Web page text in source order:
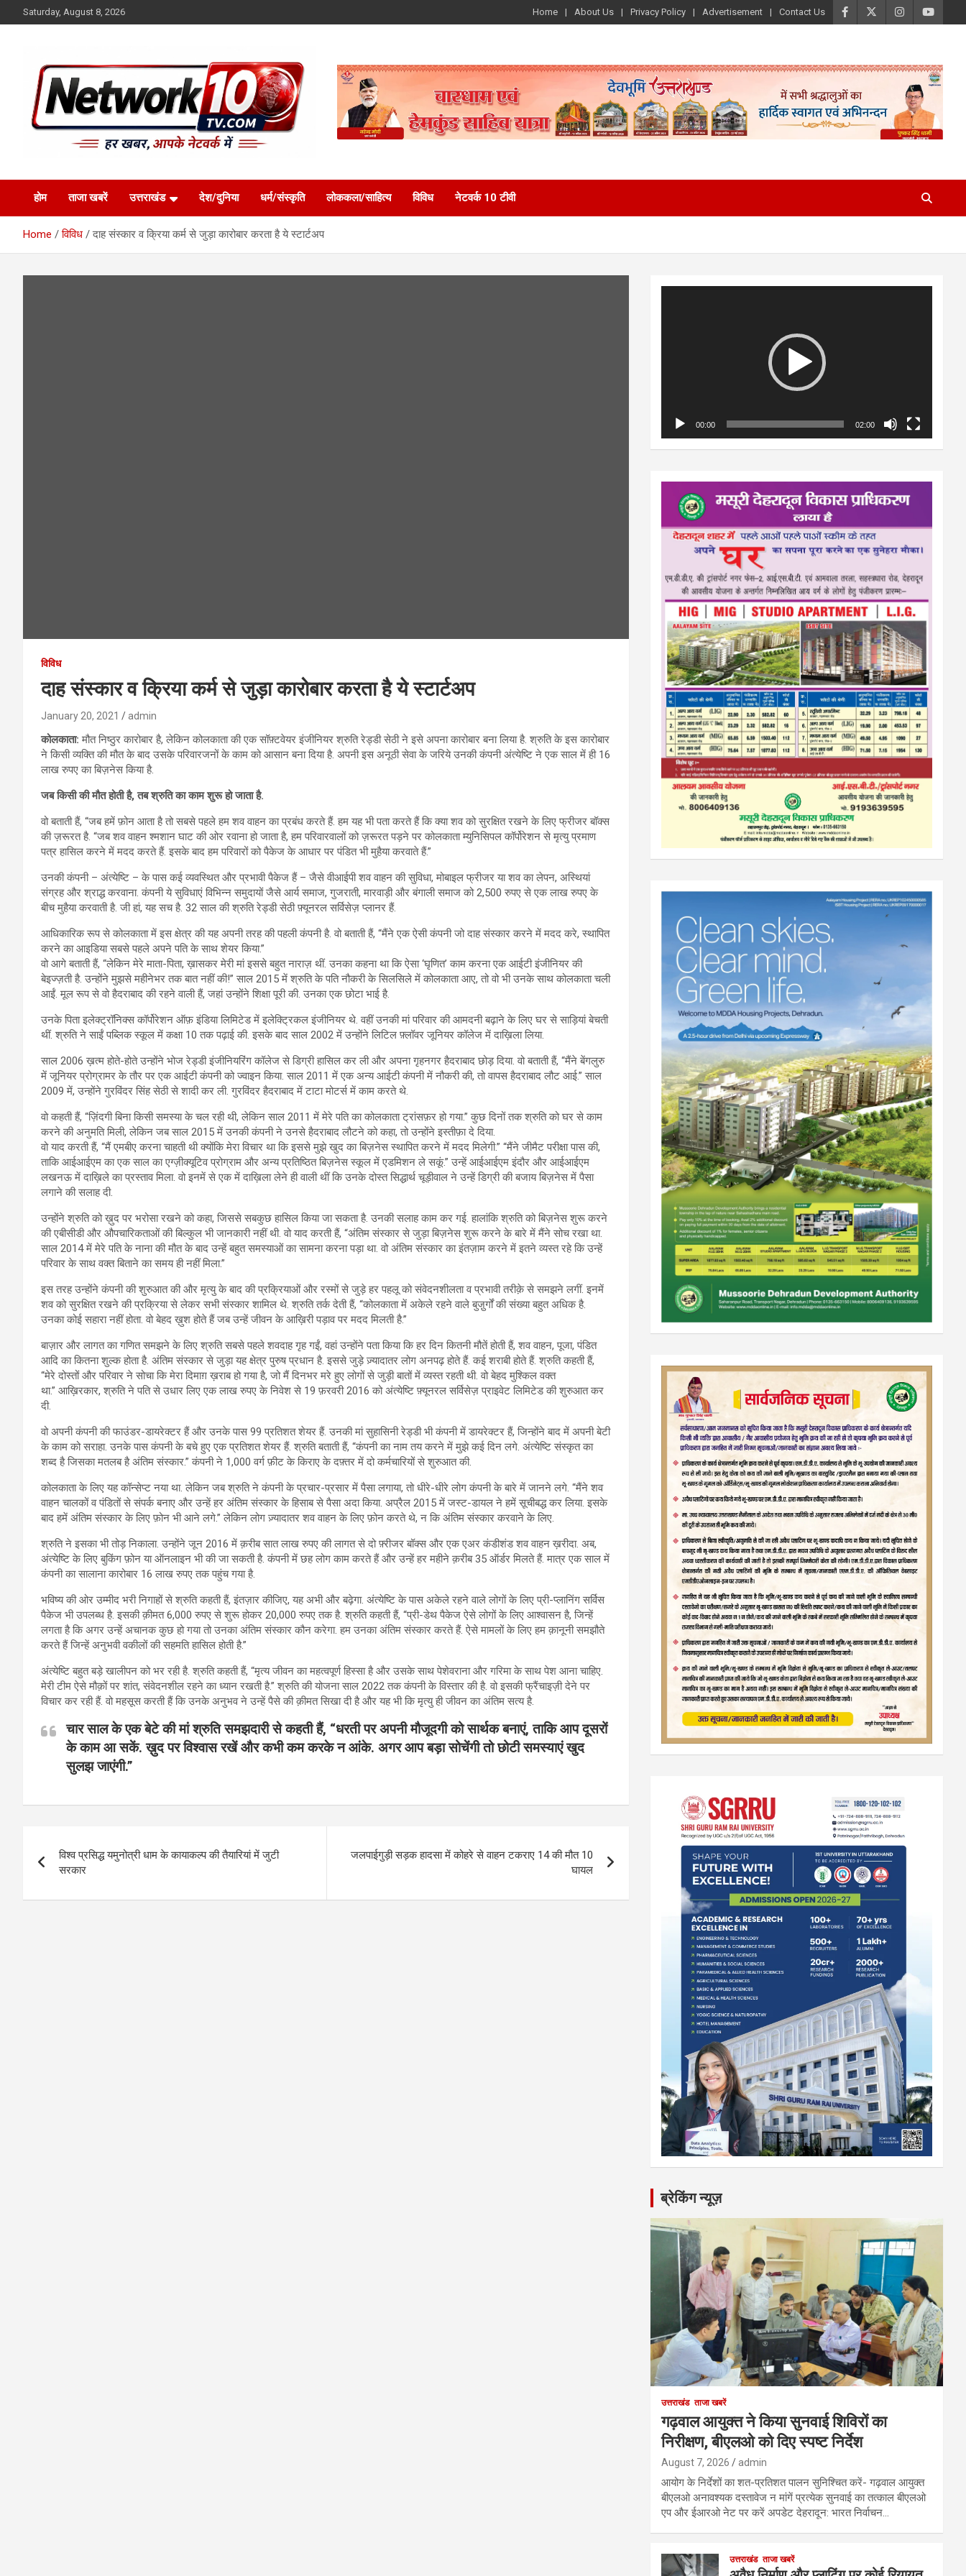
to
Saturday, August 8, 2026 Home About Us Privacy Policy Advertisement Contact Us
Network10tv
होम ताजा खबरें उत्तराखंड देश/दुनिया धर्म/संस्कृति लोककला/साहित्य विविध नेटवर्क 10 टीवी
Home विविध दाह संस्कार व क्रिया कर्म से जुड़ा कारोबार करता है ये स्टार्टअप
विविध
दाह संस्कार व क्रिया कर्म से जुड़ा कारोबार करता है ये स्टार्टअप
January 20, 2021 admin
कोलकाता: मौत निष्ठुर कारोबार है, लेकिन कोलकाता की एक सॉफ़्टवेयर इंजीनियर श्रुति रेड्डी सेठी ने इसे अपना कारोबार बना लिया है. श्रुति के इस कारोबार
ने किसी व्यक्ति की मौत के बाद उसके परिवारजनों के काम को आसान बना दिया है. अपनी इस अनूठी सेवा के जरिये उनकी कंपनी अंत्येष्टि ने एक साल में ही 16
लाख रुपए का बिज़नेस किया है.
जब किसी की मौत होती है, तब श्रुति का काम शुरू हो जाता है.
वो बताती हैं, “जब हमें फ़ोन आता है तो सबसे पहले हम शव वाहन का प्रबंध करते हैं. हम यह भी पता करते हैं कि क्या शव को सुरक्षित रखने के लिए फ्रीजर बॉक्स
की ज़रूरत है. “जब शव वाहन श्मशान घाट की ओर रवाना हो जाता है, हम परिवारवालों को ज़रूरत पड़ने पर कोलकाता म्युनिसिपल कॉर्पोरेशन से मृत्यु प्रमाण
पत्र हासिल करने में मदद करते हैं. इसके बाद हम परिवारों को पैकेज के आधार पर पंडित भी मुहैया करवाते हैं.”
उनकी कंपनी – अंत्येष्टि – के पास कई व्यवस्थित और प्रभावी पैकेज हैं – जैसे वीआईपी शव वाहन की सुविधा, मोबाइल फ्रीजर या शव का लेपन, अस्थियां
संग्रह और श्राद्ध करवाना. कंपनी ये सुविधाएं विभिन्न समुदायों जैसे आर्य समाज, गुजराती, मारवाड़ी और बंगाली समाज को 2,500 रुपए से एक लाख रुपए के
बीच मुहैया करवाती है. जी हां, यह सच है. 32 साल की श्रुति रेड्डी सेठी फ़्यूनरल सर्विसेज़ प्लानर हैं.
आधिकारिक रूप से कोलकाता में इस क्षेत्र की यह अपनी तरह की पहली कंपनी है. वो बताती हैं, “मैंने एक ऐसी कंपनी जो दाह संस्कार करने में मदद करे, स्थापित
करने का आइडिया सबसे पहले अपने पति के साथ शेयर किया.”
वो आगे बताती हैं, “लेकिन मेरे माता-पिता, ख़ासकर मेरी मां इससे बहुत नाराज़ थीं. उनका कहना था कि ऐसा ‘घृणित’ काम करना एक आईटी इंजीनियर की
बेइज्ज़ती है. उन्होंने मुझसे महीनेभर तक बात नहीं की!” साल 2015 में श्रुति के पति नौकरी के सिलसिले में कोलकाता आए, तो वो भी उनके साथ कोलकाता चली
आईं. मूल रूप से वो हैदराबाद की रहने वाली हैं, जहां उन्होंने शिक्षा पूरी की. उनका एक छोटा भाई है.
उनके पिता इलेक्ट्रॉनिक्स कॉर्पोरेशन ऑफ़ इंडिया लिमिटेड में इलेक्ट्रिकल इंजीनियर थे. वहीं उनकी मां परिवार की आमदनी बढ़ाने के लिए घर से साड़ियां बेचती
थीं. श्रुति ने साईं पब्लिक स्कूल में कक्षा 10 तक पढ़ाई की. इसके बाद साल 2002 में उन्होंने लिटिल फ़्लॉवर जूनियर कॉलेज में दाख़िला लिया.
साल 2006 ख़त्म होते-होते उन्होंने भोज रेड्डी इंजीनियरिंग कॉलेज से डिग्री हासिल कर ली और अपना गृहनगर हैदराबाद छोड़ दिया. वो बताती हैं, “मैंने बेंगलुरु
में जूनियर प्रोग्रामर के तौर पर एक आईटी कंपनी को ज्वाइन किया. साल 2011 में एक अन्य आईटी कंपनी में नौकरी की, तो वापस हैदराबाद लौट आई.” साल
2009 में, उन्होंने गुरविंदर सिंह सेठी से शादी कर ली. गुरविंदर हैदराबाद में टाटा मोटर्स में काम करते थे.
वो कहती हैं, “ज़िंदगी बिना किसी समस्या के चल रही थी, लेकिन साल 2011 में मेरे पति का कोलकाता ट्रांसफ़र हो गया.” कुछ दिनों तक श्रुति को घर से काम
करने की अनुमति मिली, लेकिन जब साल 2015 में उनकी कंपनी ने उनसे हैदराबाद लौटने को कहा, तो उन्होंने इस्तीफ़ा दे दिया.
वो याद करती हैं, “मैं एमबीए करना चाहती थी क्योंकि मेरा विचार था कि इससे मुझे खुद का बिज़नेस स्थापित करने में मदद मिलेगी.” “मैंने जीमैट परीक्षा पास की,
ताकि आईआईएम का एक साल का एग्ज़ीक्यूटिव प्रोग्राम और अन्य प्रतिष्ठित बिज़नेस स्कूल में एडमिशन ले सकूं.” उन्हें आईआईएम इंदौर और आईआईएम
लखनऊ में दाख़िले का प्रस्ताव मिला. वो इनमें से एक में दाख़िला लेने ही वाली थीं कि उनके दोस्त सिद्धार्थ चूड़ीवाल ने उन्हें डिग्री की बजाय बिज़नेस में पैसा
लगाने की सलाह दी.
उन्होंने श्रुति को ख़ुद पर भरोसा रखने को कहा, जिससे सबकुछ हासिल किया जा सकता है. उनकी सलाह काम कर गई. हालांकि श्रुति को बिज़नेस शुरू करने
की एबीसीडी और औपचारिकताओं की बिल्कुल भी जानकारी नहीं थी. वो याद करती हैं, “अंतिम संस्कार से जुड़ा बिज़नेस शुरू करने के बारे में मैंने सोच रखा था.
साल 2014 में मेरे पति के नाना की मौत के बाद उन्हें बहुत समस्याओं का सामना करना पड़ा था. वो अंतिम संस्कार का इंतज़ाम करने में इतने व्यस्त रहे कि उन्हें
परिवार के साथ वक्त बिताने का समय ही नहीं मिला.”
इस तरह उन्होंने कंपनी की शुरुआत की और मृत्यु के बाद की प्रक्रियाओं और रस्मों से जुड़े हर पहलू को संवेदनशीलता व प्रभावी तरीक़े से समझने लगीं. इनमें
शव को सुरक्षित रखने की प्रक्रिया से लेकर सभी संस्कार शामिल थे. श्रुति तर्क देती हैं, “कोलकाता में अकेले रहने वाले बुजु़र्गों की संख्या बहुत अधिक है.
उनका कोई सहारा नहीं होता. वो बेहद ख़ुश होते हैं जब उन्हें जीवन के आख़िरी पड़ाव पर मदद मिलती है.”
बाज़ार और लागत का गणित समझने के लिए श्रुति सबसे पहले शवदाह गृह गईं, वहां उन्होंने पता किया कि हर दिन कितनी मौतें होती हैं, शव वाहन, पूजा, पंडित
आदि का कितना शुल्क होता है. अंतिम संस्कार से जुड़ा यह क्षेत्र पुरुष प्रधान है. इससे जुड़े ज़्यादातर लोग अनपढ़ होते हैं. कई शराबी होते हैं. श्रुति कहती हैं,
“मेरे दोस्तों और परिवार ने सोचा कि मेरा दिमाग़ ख़राब हो गया है, जो मैं दिनभर मरे हुए लोगों से जुड़ी बातों में व्यस्त रहती थी. वो बेहद मुश्किल वक्त
था.” आख़िरकार, श्रुति ने पति से उधार लिए एक लाख रुपए के निवेश से 19 फ़रवरी 2016 को अंत्येष्टि फ़्यूनरल सर्विसेज़ प्राइवेट लिमिटेड की शुरुआत कर
दी.
वो अपनी कंपनी की फाउंडर-डायरेक्टर हैं और उनके पास 99 प्रतिशत शेयर हैं. उनकी मां सुहासिनी रेड्डी भी कंपनी में डायरेक्टर हैं, जिन्होंने बाद में अपनी बेटी
के काम को सराहा. उनके पास कंपनी के बचे हुए एक प्रतिशत शेयर हैं. श्रुति बताती हैं, “कंपनी का नाम तय करने में मुझे कई दिन लगे. अंत्येष्टि संस्कृत का
शब्द है जिसका मतलब है अंतिम संस्कार.” कंपनी ने 1,000 वर्ग फ़ीट के किराए के दफ़्तर में दो कर्मचारियों से शुरुआत की.
कोलकाता के लिए यह कॉन्सेप्ट नया था. लेकिन जब श्रुति ने कंपनी के प्रचार-प्रसार में पैसा लगाया, तो धीरे-धीरे लोग कंपनी के बारे में जानने लगे. “मैंने शव
वाहन चालकों व पंडितों से संपर्क बनाए और उन्हें हर अंतिम संस्कार के हिसाब से पैसा अदा किया. अप्रैल 2015 में जस्ट-डायल ने हमें सूचीबद्ध कर लिया. इसके
बाद हमें अंतिम संस्कार के लिए फ़ोन भी आने लगे.” लेकिन लोग ज़्यादातर शव वाहन के लिए फ़ोन करते थे, न कि अंतिम संस्कार करवाने के लिए.
श्रुति ने इसका भी तोड़ निकाला. उन्होंने जून 2016 में क़रीब सात लाख रुपए की लागत से दो फ़्रीजर बॉक्स और एक एअर कंडीशंड शव वाहन ख़रीदा. अब,
अंत्येष्टि के लिए बुकिंग फ़ोन या ऑनलाइन भी की जा सकती है. कंपनी में छह लोग काम करते हैं और उन्हें हर महीने क़रीब 35 ऑर्डर मिलते हैं. मात्र एक साल में
कंपनी का सालाना कारोबार 16 लाख रुपए तक पहुंच गया है.
भविष्य की ओर उम्मीद भरी निगाहों से श्रुति कहती हैं, इंतज़ार कीजिए, यह अभी और बढ़ेगा. अंत्येष्टि के पास अकेले रहने वाले लोगों के लिए प्री-प्लानिंग सर्विस
पैकेज भी उपलब्ध है. इसकी क़ीमत 6,000 रुपए से शुरू होकर 20,000 रुपए तक है. श्रुति कहती हैं, “प्री-डेथ पैकेज ऐसे लोगों के लिए आश्वासन है, जिन्हें
लगता है कि अगर उन्हें अचानक कुछ हो गया तो उनका अंतिम संस्कार कौन करेगा. हम उनका अंतिम संस्कार करते हैं. ऐसे मामलों के लिए हम क़ानूनी समझौते
करते हैं जिन्हें अनुभवी वकीलों की सहमति हासिल होती है.”
अंत्येष्टि बहुत बड़े खालीपन को भर रही है. श्रुति कहती हैं, “मृत्य जीवन का महत्वपूर्ण हिस्सा है और उसके साथ पेशेवराना और गरिमा के साथ पेश आना चाहिए.
मेरी टीम ऐसे मौक़ों पर शांत, संवेदनशील रहने का ध्यान रखती है.” श्रुति की योजना साल 2022 तक कंपनी के विस्तार की है. वो इसकी फ्रैंचाइज़ी देने पर
विचार कर रही हैं. वो महसूस करती हैं कि उनके अनुभव ने उन्हें पैसे की क़ीमत सिखा दी है और यह भी कि मृत्यु ही जीवन का अंतिम सत्य है.
चार साल के एक बेटे की मां श्रुति समझदारी से कहती हैं, “धरती पर अपनी मौजूदगी को सार्थक बनाएं, ताकि आप दूसरों
के काम आ सकें. ख़ुद पर विश्वास रखें और कभी कम करके न आंके. अगर आप बड़ा सोचेंगी तो छोटी समस्याएं खुद
सुलझ जाएंगी.”
navigation
विश्व प्रसिद्ध यमुनोत्री धाम के कायाकल्प की तैयारियां में जुटी
सरकार
जलपाईगुड़ी सड़क हादसा में कोहरे से वाहन टकराए 14 की मौत 10
घायल
00:00 02:00
ब्रेकिंग न्यूज़
उत्तराखंड ताजा खबरें
गढ़वाल आयुक्त ने किया सुनवाई शिविरों का
निरीक्षण, बीएलओ को दिए स्पष्ट निर्देश
August 7, 2026 admin
आयोग के निर्देशों का शत-प्रतिशत पालन सुनिश्चित करें- गढ़वाल आयुक्त
बीएलओ अनावश्यक दस्तावेज न मांगें प्रत्येक सुनवाई का तत्काल बीएलओ
एप और ईआरओ नेट पर करें अपडेट देहरादून: भारत निर्वाचन…
उत्तराखंड ताजा खबरें